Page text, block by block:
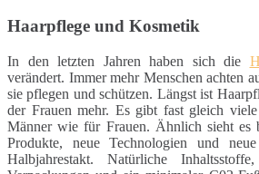
Haarpflege und Kosmetik
In den letzten Jahren haben sich die
verändert. Immer mehr Menschen achten
sie pflegen und schützen. Längst ist
der Frauen mehr. Es gibt fast gleich
Männer wie für Frauen. Ähnlich sieht es
Produkte, neue Technologien und
Halbjahrestakt. Natürliche